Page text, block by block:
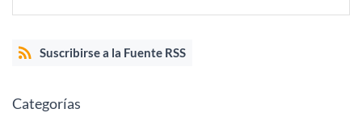
Suscribirse a la Fuente RSS
Categorías